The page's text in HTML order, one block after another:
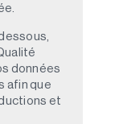
données
afin que
et